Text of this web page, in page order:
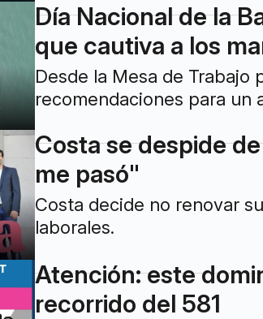
Día Nacional de la
que cautiva a los
Desde la Mesa de Trabajo
recomendaciones para un
Costa se despide
me pasó"
Costa decide no renovar
laborales.
Atención: este
recorrido del 581